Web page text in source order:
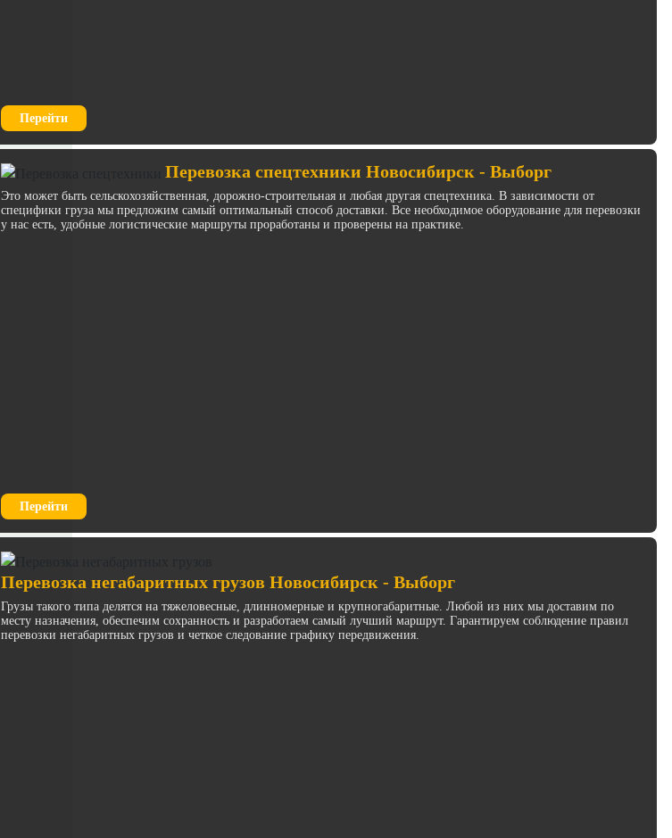
Перейти
Перевозка спецтехники Новосибирск - Выборг
Это может быть сельскохозяйственная, дорожно-строительная и любая другая спецтехника. В зависимости от
специфики груза мы предложим самый оптимальный способ доставки. Все необходимое оборудование для перевозки
у нас есть, удобные логистические маршруты проработаны и проверены на практике.
Перейти
Перевозка негабаритных грузов Новосибирск - Выборг
Грузы такого типа делятся на тяжеловесные, длинномерные и крупногабаритные. Любой из них мы доставим по
месту назначения, обеспечим сохранность и разработаем самый лучший маршрут. Гарантируем соблюдение правил
перевозки негабаритных грузов и четкое следование графику передвижения.